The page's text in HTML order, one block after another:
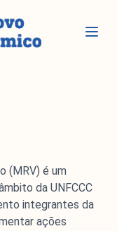
(MRV) é um
da UNFCCC
integrantes da
ações